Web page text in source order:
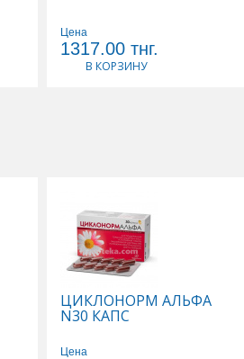
Цена
1317.00 тнг.
В КОРЗИНУ
ЦИКЛОНОРМ АЛЬФА
N30 КАПС
Цена